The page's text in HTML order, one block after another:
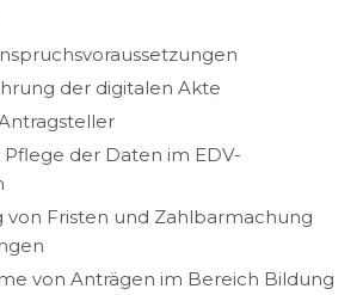
der digitalen Akte
Pflege der Daten im EDV-
von Fristen und Zahlbarmachung
von Anträgen im Bereich Bildung